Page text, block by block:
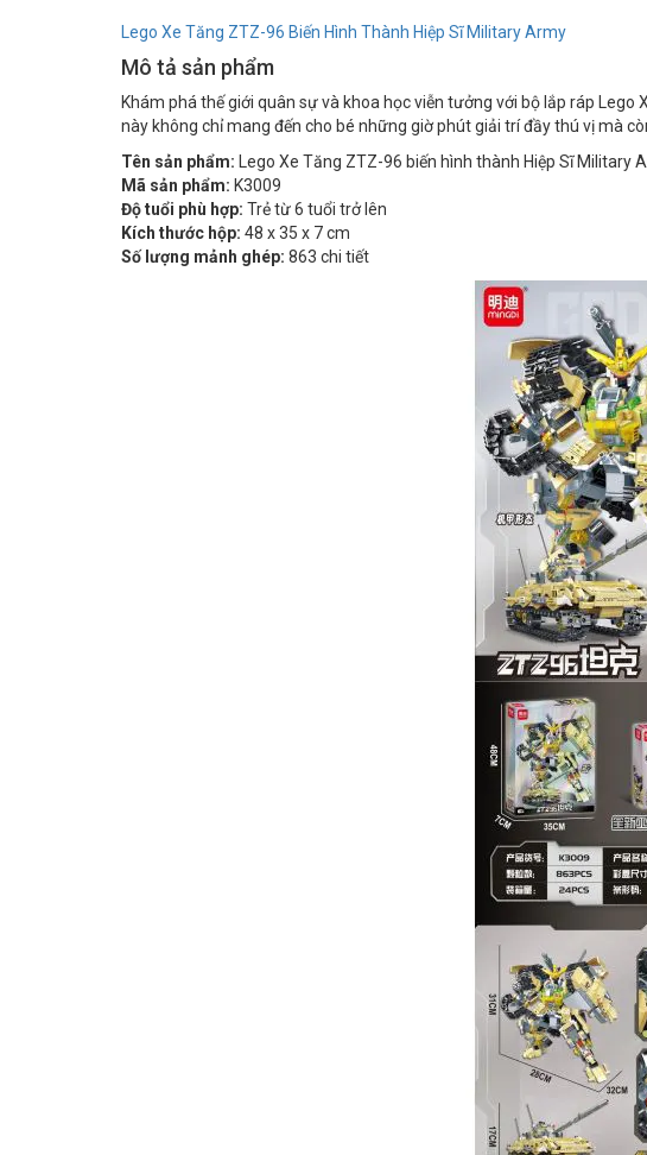
Lego Xe Tăng ZTZ-96 Biến Hình Thành Hiệp Sĩ Military Army
Mô tả sản phẩm
Khám phá thế giới quân sự và khoa học viễn tưởng với bộ lắp ráp
này không chỉ mang đến cho bé những giờ phút giải trí đầy thú vị mà
Tên sản phẩm: Lego Xe Tăng ZTZ-96 biến hình thành Hiệp Sĩ Military
Mã sản phẩm: K3009
Độ tuổi phù hợp: Trẻ từ 6 tuổi trở lên
Kích thước hộp: 48 x 35 x 7 cm
Số lượng mảnh ghép: 863 chi tiết